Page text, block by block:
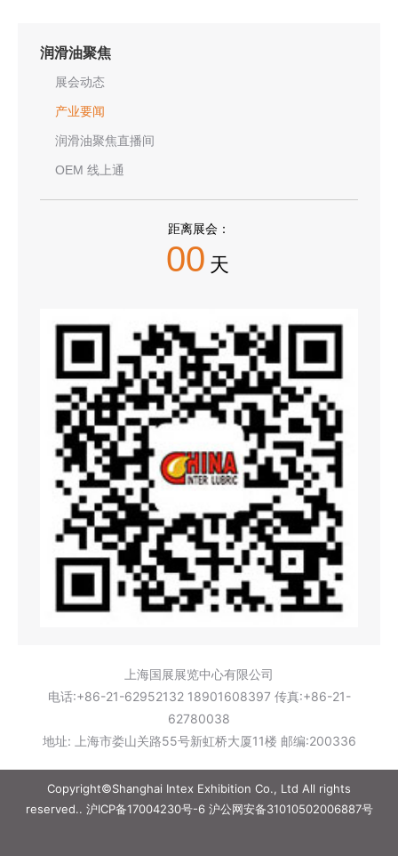
润滑油聚焦
展会动态
产业要闻
润滑油聚焦直播间
OEM 线上通
距离展会：
00 天
上海国展展览中心有限公司
电话:+86-21-62952132 18901608397 传真:+86-21-
62780038
地址: 上海市娄山关路55号新虹桥大厦11楼 邮编:200336
Copyright©Shanghai Intex Exhibition Co., Ltd All rights
reserved.. 沪ICP备17004230号-6沪公网安备31010502006887号